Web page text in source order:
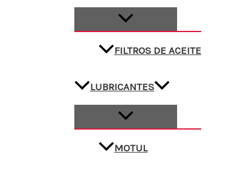
FILTROS DE ACEITE
LUBRICANTES
MOTUL